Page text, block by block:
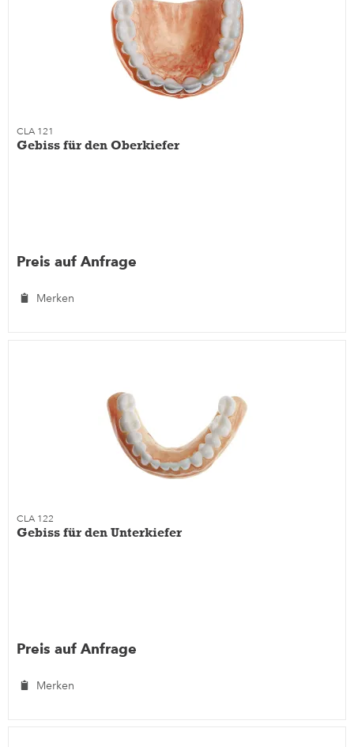
CLA 121
Gebiss für den Oberkiefer
Preis auf Anfrage
Merken
CLA 122
Gebiss für den Unterkiefer
Preis auf Anfrage
Merken